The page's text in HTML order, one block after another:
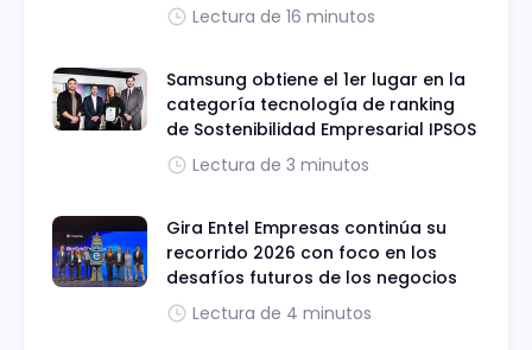
Lectura de 16 minutos
Samsung obtiene el 1er lugar en la
categoría tecnología de ranking
de Sostenibilidad Empresarial IPSOS
Lectura de 3 minutos
Gira Entel Empresas continúa su
recorrido 2026 con foco en los
desafíos futuros de los negocios
Lectura de 4 minutos